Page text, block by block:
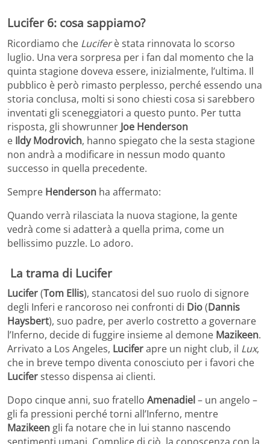
Lucifer6: cosa sappiamo?
Ricordiamo che Lucifer è stata rinnovata lo scorso
luglio. Una vera sorpresa per i fan dal momento che la
quinta stagione doveva essere, inizialmente, l’ultima. Il
pubblico è però rimasto perplesso, perché essendo una
storia conclusa, molti si sono chiesti cosa si sarebbero
inventati gli sceneggiatori a questo punto. Per tutta
risposta, gli showrunner Joe Henderson
e IldyModrovich, hanno spiegato che la sesta stagione
non andrà a modificare in nessun modo quanto
successo in quella precedente.
Sempre Henderson ha affermato:
Quando verrà rilasciata la nuova stagione, la gente
vedrà come si adatterà a quella prima, come un
bellissimo puzzle. Lo adoro.
La trama di Lucifer
Lucifer(Tom Ellis), stancatosi del suo ruolo di signore
degli Inferi e rancoroso nei confronti di Dio(Dannis
Haysbert), suo padre, per averlo costretto a governare
l’Inferno, decide di fuggire insieme al demone Mazikeen.
Arrivato a Los Angeles, Luciferapre un night club, il Lux,
che in breve tempo diventa conosciuto per i favori che
Luciferstesso dispensa ai clienti.
Dopo cinque anni, suo fratello Amenadiel – un angelo –
gli fa pressioni perché torni all’Inferno, mentre
Mazikeen gli fa notare che in lui stanno nascendo